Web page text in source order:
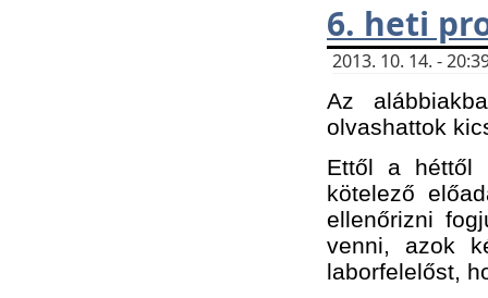
6. heti
2013. 10. 14. -
Az
olvashattok
Ettől a héttől
kötelező
ellenőrizni
venni, azok
laborfelelőst,